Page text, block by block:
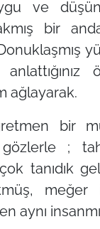
ve
bir
Donuklaşmış
ağlayarak.
bir
;
tanıdık
meğer
aynı